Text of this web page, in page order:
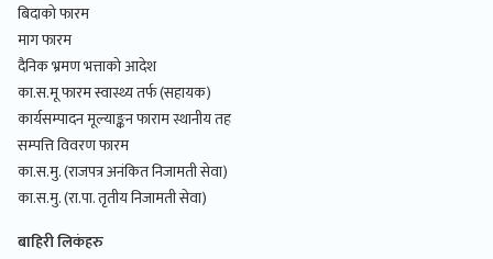
बिदाको फारम
माग फारम
दैनिक भ्रमण भत्ताको आदेश
का.स.मू फारम स्वास्थ्य तर्फ (सहायक)
कार्यसम्पादन मूल्याङ्कन फाराम स्थानीय तह
सम्पत्ति विवरण फारम
का.स.मु. (राजपत्र अनंकित निजामती सेवा)
का.स.मु. (रा.पा. तृतीय निजामती सेवा)
बाहिरी लिकंहरु